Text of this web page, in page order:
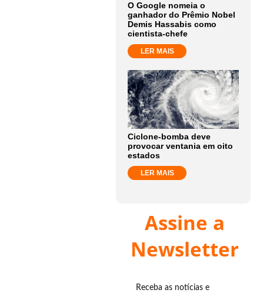
O Google nomeia o
ganhador do Prêmio Nobel
Demis Hassabis como
cientista-chefe
LER MAIS
Ciclone-bomba deve
provocar ventania em oito
estados
LER MAIS
Assine a
Newsletter
Receba as notícias e